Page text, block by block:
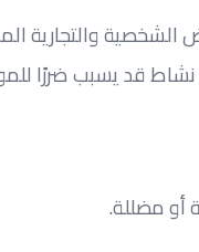
الشخصية والتجارية
قد يسبب ضررًا
أو مضللة.